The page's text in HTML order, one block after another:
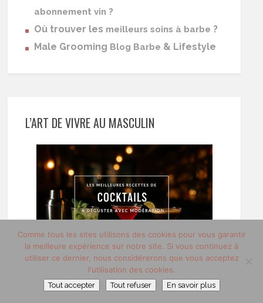
abonnement vin ?
Où trouver les meilleurs soins à barbe ?
Male Grooming Blog Barbe & Lifestyle
L’ART DE VIVRE AU MASCULIN
Comme tous les sites utilisons des cookies pour vous garantir
la meilleure expérience sur notre site. Si vous continuez à
utiliser ce dernier, nous considérerons que vous acceptez
l'utilisation des cookies.
Tout accepter Tout refuser En savoir plus